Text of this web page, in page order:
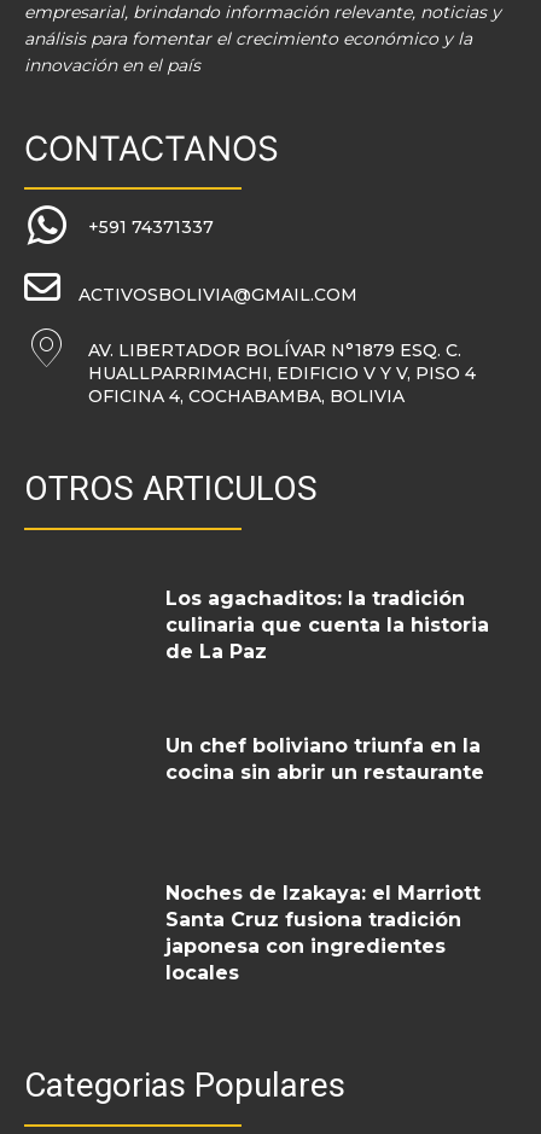
empresarial, brindando información relevante, noticias y
análisis para fomentar el crecimiento económico y la
innovación en el país
CONTACTANOS
+591 74371337
ACTIVOSBOLIVIA@GMAIL.COM
AV. LIBERTADOR BOLÍVAR N°1879 ESQ. C.
HUALLPARRIMACHI, EDIFICIO V Y V, PISO 4
OFICINA 4, COCHABAMBA, BOLIVIA
OTROS ARTICULOS
Los agachaditos: la tradición
culinaria que cuenta la historia
de La Paz
Un chef boliviano triunfa en la
cocina sin abrir un restaurante
Noches de Izakaya: el Marriott
Santa Cruz fusiona tradición
japonesa con ingredientes
locales
Categorias Populares